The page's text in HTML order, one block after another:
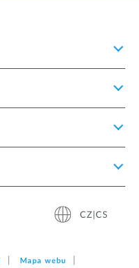
CZ|CS
Mapa webu